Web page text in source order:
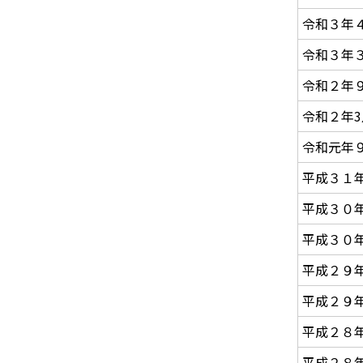
令和３年
令和３年
令和２年
令和２年
令和元年
平成３１
平成３０
平成３０
平成２９
平成２９
平成２８